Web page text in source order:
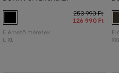
253 990 Ft
126 990 Ft
Elérhető méretek:
L XL XXL